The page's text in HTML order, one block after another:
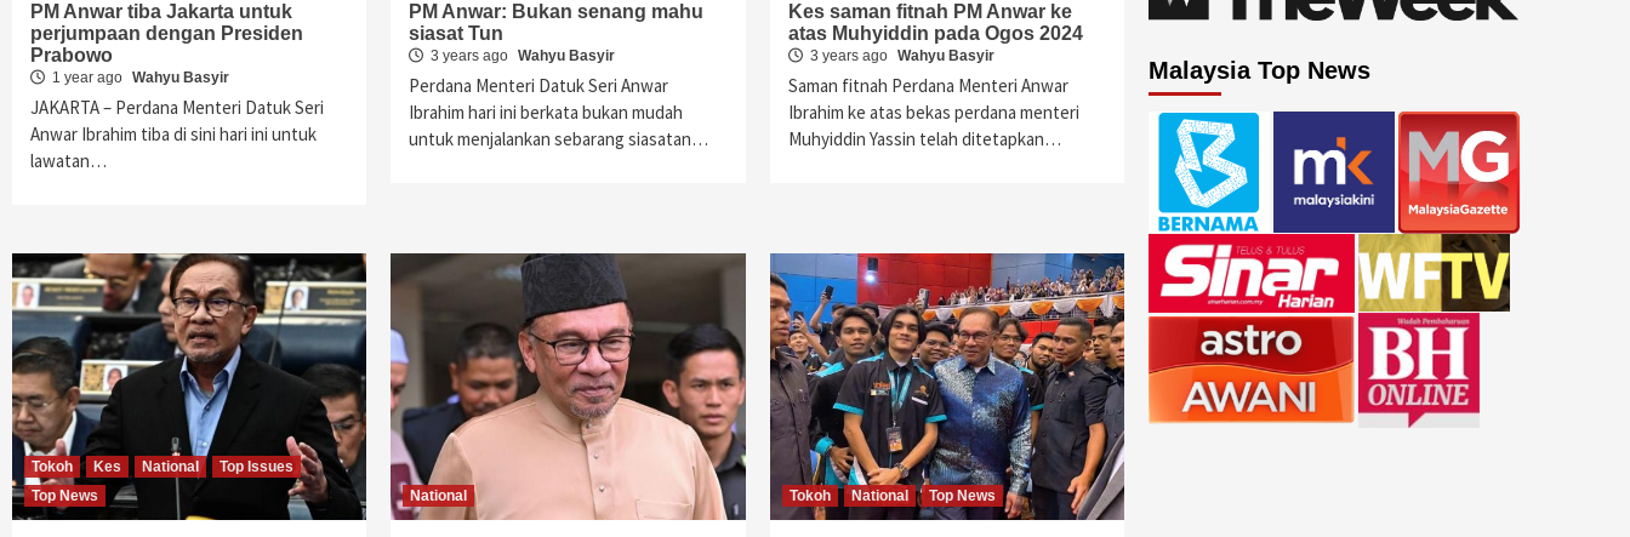
PM Anwar tiba Jakarta untuk
perjumpaan dengan Presiden
Prabowo
1 year ago Wahyu Basyir
JAKARTA – Perdana Menteri Datuk Seri
Anwar Ibrahim tiba di sini hari ini untuk
lawatan…
PM Anwar: Bukan senang mahu
siasat Tun
3 years ago Wahyu Basyir
Perdana Menteri Datuk Seri Anwar
Ibrahim hari ini berkata bukan mudah
untuk menjalankan sebarang siasatan…
Kes saman fitnah PM Anwar ke
atas Muhyiddin pada Ogos 2024
3 years ago Wahyu Basyir
Saman fitnah Perdana Menteri Anwar
Ibrahim ke atas bekas perdana menteri
Muhyiddin Yassin telah ditetapkan…
Tokoh Kes National
Top Issues
Top News
National Tokoh National Top News
Malaysia Top News